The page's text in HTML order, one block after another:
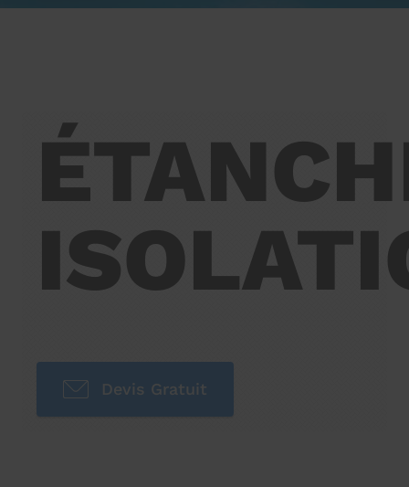
Devis Gratuit